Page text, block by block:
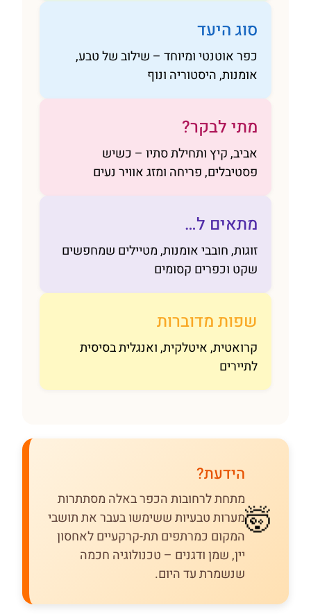
סוג היעד
כפר אוטנטי ומיוחד – שילוב של טבע,
אומנות, היסטוריה ונוף
מתי לבקר?
אביב, קיץ ותחילת סתיו – כשיש
פסטיבלים, פריחה ומזג אוויר נעים
מתאים ל…
זוגות, חובבי אומנות, מטיילים שמחפשים
שקט וכפרים קסומים
שפות מדוברות
קרואטית, איטלקית, ואנגלית בסיסית
לתיירים
🤯
הידעת?
מתחת לרחובות הכפר באלה מסתתרות
מערות טבעיות ששימשו בעבר את תושבי
המקום כמרתפים תת-קרקעיים לאחסון
יין, שמן ודגנים – טכנולוגיה חכמה
שנשמרת עד היום.